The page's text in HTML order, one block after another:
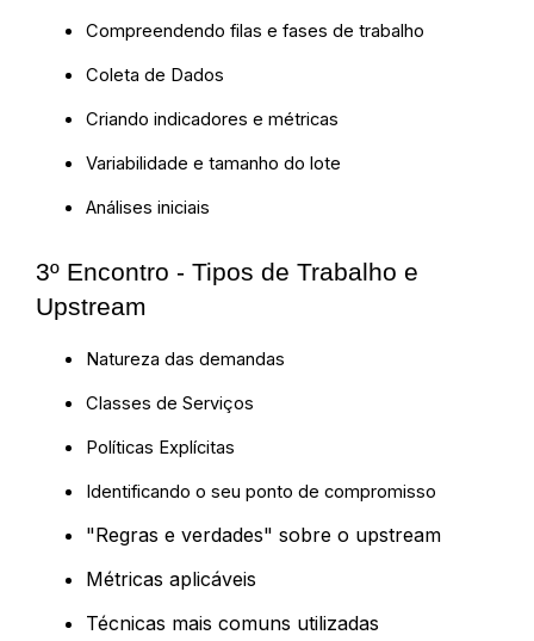
Compreendendo filas e fases de trabalho
Coleta de Dados
Criando indicadores e métricas
Variabilidade e tamanho do lote
Análises iniciais
3º Encontro - Tipos de Trabalho e
Upstream
Natureza das demandas
Classes de Serviços
Políticas Explícitas
Identificando o seu ponto de compromisso
"Regras e verdades" sobre o upstream
Métricas aplicáveis
Técnicas mais comuns utilizadas